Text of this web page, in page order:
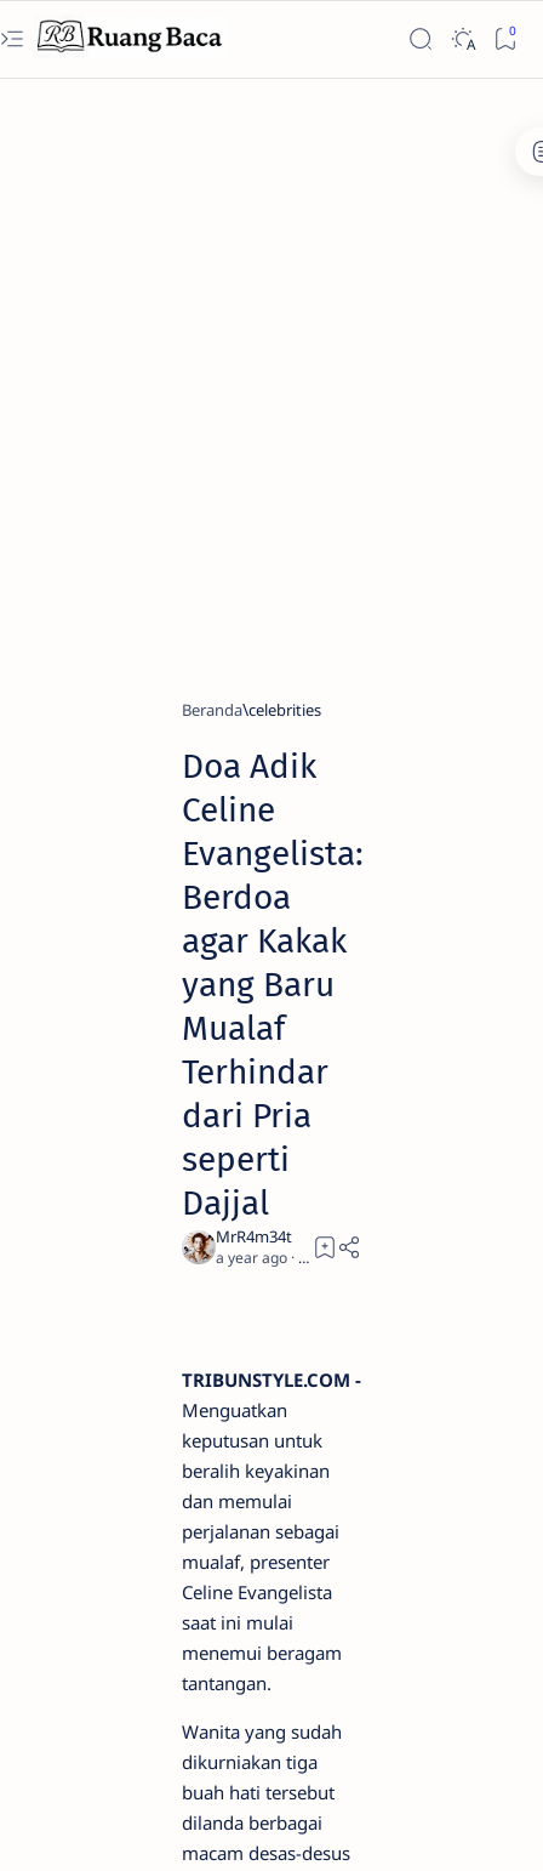
Beranda celebrities
Doa Adik
Celine
Evangelista:
Berdoa
agar Kakak
yang Baru
Mualaf
Terhindar
dari Pria
seperti
Dajjal
a year ago 4
TRIBUNSTYLE.COM -
Menguatkan
keputusan untuk
beralih keyakinan
dan memulai
perjalanan sebagai
mualaf, presenter
Celine Evangelista
saat ini mulai
menemui beragam
tantangan.
Wanita yang sudah
dikurniakan tiga
buah hati tersebut
dilanda berbagai
macam desas-desus